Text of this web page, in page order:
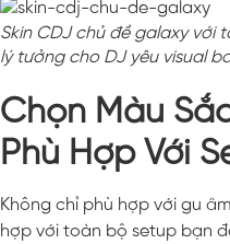
Skin CDJ chủ đề galaxy với
lý tưởng cho DJ yêu visual
Chọn Màu
Phù Hợp Với
Không chỉ phù hợp với gu
hợp với toàn bộ setup bạn